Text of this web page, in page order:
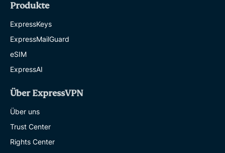
Produkte
ExpressKeys
ExpressMailGuard
eSIM
ExpressAI
Über ExpressVPN
Über uns
Trust Center
Rights Center